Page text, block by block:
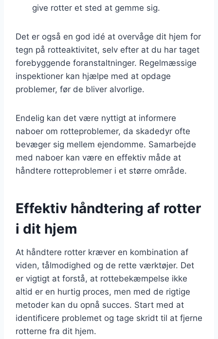
give rotter et sted at gemme sig.
Det er også en god idé at overvåge dit hjem for
tegn på rotteaktivitet, selv efter at du har taget
forebyggende foranstaltninger. Regelmæssige
inspektioner kan hjælpe med at opdage
problemer, før de bliver alvorlige.
Endelig kan det være nyttigt at informere
naboer om rotteproblemer, da skadedyr ofte
bevæger sig mellem ejendomme. Samarbejde
med naboer kan være en effektiv måde at
håndtere rotteproblemer i et større område.
Effektiv håndtering af rotter
i dit hjem
At håndtere rotter kræver en kombination af
viden, tålmodighed og de rette værktøjer. Det
er vigtigt at forstå, at rottebekæmpelse ikke
altid er en hurtig proces, men med de rigtige
metoder kan du opnå succes. Start med at
identificere problemet og tage skridt til at fjerne
rotterne fra dit hjem.